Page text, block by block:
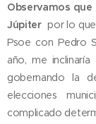
Observamos
Júpiter por lo
Psoe con Pedro
año, me
gobernando la
elecciones
complicado